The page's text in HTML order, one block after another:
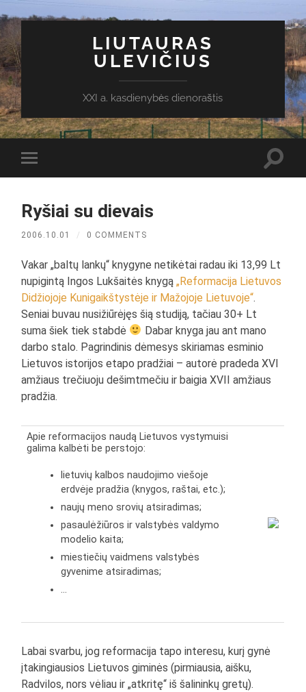
LIUTAURAS
ULEVIČIUS
XXI a. kasdienybės dienoraštis
Toggle
mobile
Ryšiai su dievais
2006.10.01 / 0 COMMENTS
Vakar „baltų lankų“ knygyne netikėtai radau iki 13,99 Lt
nupigintą Ingos Lukšaitės knygą„Reformacija Lietuvos
Didžiojoje Kunigaikštystėje ir Mažojoje Lietuvoje“.
Seniai buvau nusižiūrėjęs šią studiją, tačiau 30+ Lt
suma šiek tiek stabdė
Dabar knyga jau ant mano
darbo stalo. Pagrindinis dėmesys skiriamas esminio
Lietuvos istorijos etapo pradžiai – autorė pradeda XVI
amžiaus trečiuoju dešimtmečiu ir baigia XVII amžiaus
pradžia.
Apie reformacijos naudą Lietuvos vystymuisi
galima kalbėti be perstojo:
lietuvių kalbos naudojimo viešoje
erdvėje pradžia (knygos, raštai, etc.);
naujų meno srovių atsiradimas;
pasaulėžiūros ir valstybės valdymo
modelio kaita;
miestiečių vaidmens valstybės
gyvenime atsiradimas;
…
Labai svarbu, jog reformacija tapo interesu, kurį gynė
įtakingiausios Lietuvos giminės (pirmiausia, aišku,
Radvilos, nors vėliau ir „atkritę“ iš šalininkų gretų).